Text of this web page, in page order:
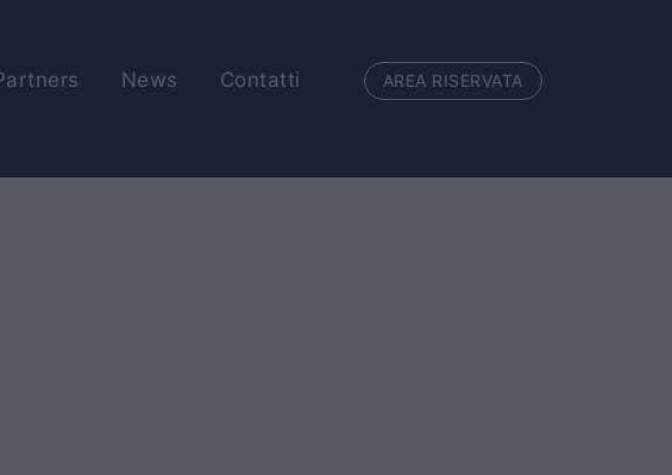
News Contatti AREA RISERVATA